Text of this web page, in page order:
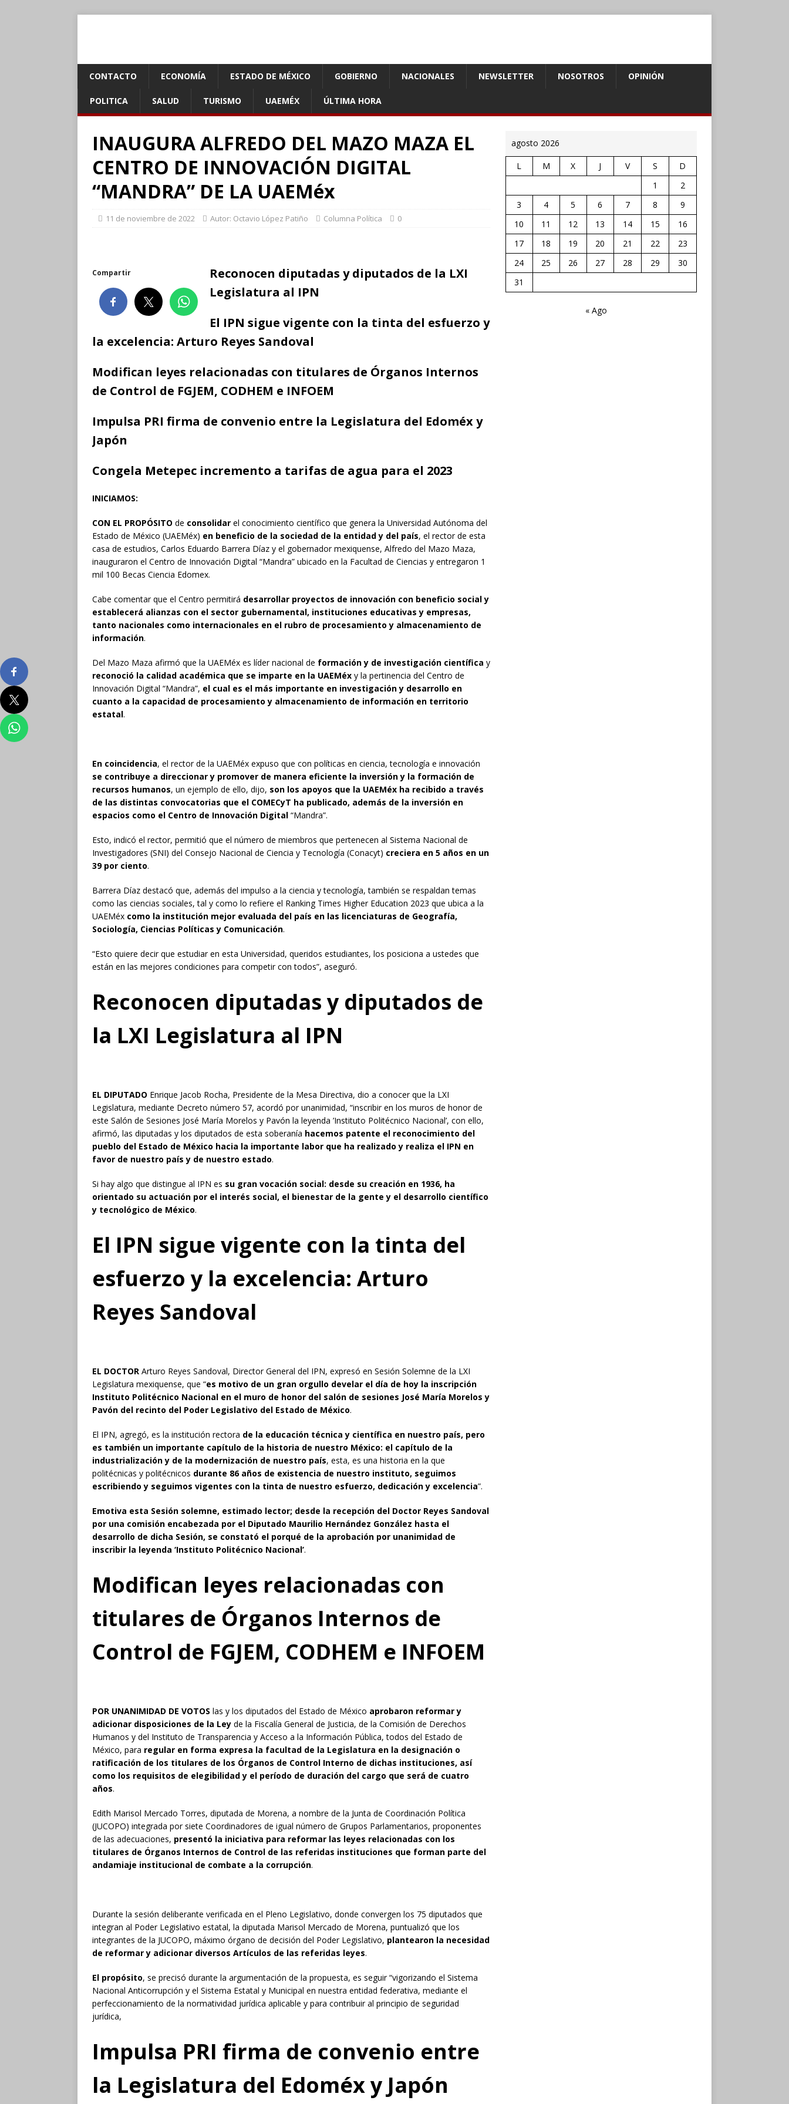
CONTACTO ECONOMÍA ESTADO DE MÉXICO GOBIERNO NACIONALES NEWSLETTER NOSOTROS OPINIÓN
POLITICA SALUD TURISMO UAEMÉX ÚLTIMA HORA
INAUGURA ALFREDO DEL MAZO MAZA EL
CENTRO DE INNOVACIÓN DIGITAL
“MANDRA” DE LA UAEMéx
11 de noviembre de 2022 Autor: Octavio López Patiño Columna Política 0
Compartir
Reconocen diputadas y diputados de la LXI
Legislatura al IPN
El IPN sigue vigente con la tinta del esfuerzo y
la excelencia: Arturo Reyes Sandoval
Modifican leyes relacionadas con titulares de Órganos Internos
de Control de FGJEM, CODHEM e INFOEM
Impulsa PRI firma de convenio entre la Legislatura del Edoméx y
Japón
Congela Metepec incremento a tarifas de agua para el 2023
INICIAMOS:
CON EL PROPÓSITO de consolidar el conocimiento científico que genera la Universidad Autónoma del
Estado de México (UAEMéx) en beneficio de la sociedad de la entidad y del país, el rector de esta
casa de estudios, Carlos Eduardo Barrera Díaz y el gobernador mexiquense, Alfredo del Mazo Maza,
inauguraron el Centro de Innovación Digital “Mandra” ubicado en la Facultad de Ciencias y entregaron 1
mil 100 Becas Ciencia Edomex.
Cabe comentar que el Centro permitirá desarrollar proyectos de innovación con beneficio social y
establecerá alianzas con el sector gubernamental, instituciones educativas y empresas,
tanto nacionales como internacionales en el rubro de procesamiento y almacenamiento de
información.
Del Mazo Maza afirmó que la UAEMéx es líder nacional de formación y de investigación científica y
reconoció la calidad académica que se imparte en la UAEMéx y la pertinencia del Centro de
Innovación Digital “Mandra”, el cual es el más importante en investigación y desarrollo en
cuanto a la capacidad de procesamiento y almacenamiento de información en territorio
estatal.
En coincidencia, el rector de la UAEMéx expuso que con políticas en ciencia, tecnología e innovación
se contribuye a direccionar y promover de manera eficiente la inversión y la formación de
recursos humanos, un ejemplo de ello, dijo, son los apoyos que la UAEMéx ha recibido a través
de las distintas convocatorias que el COMECyT ha publicado, además de la inversión en
espacios como el Centro de Innovación Digital “Mandra”.
Esto, indicó el rector, permitió que el número de miembros que pertenecen al Sistema Nacional de
Investigadores (SNI) del Consejo Nacional de Ciencia y Tecnología (Conacyt) creciera en 5 años en un
39 por ciento.
Barrera Díaz destacó que, además del impulso a la ciencia y tecnología, también se respaldan temas
como las ciencias sociales, tal y como lo refiere el Ranking Times Higher Education 2023 que ubica a la
UAEMéx como la institución mejor evaluada del país en las licenciaturas de Geografía,
Sociología, Ciencias Políticas y Comunicación.
“Esto quiere decir que estudiar en esta Universidad, queridos estudiantes, los posiciona a ustedes que
están en las mejores condiciones para competir con todos”, aseguró.
Reconocen diputadas y diputados de
la LXI Legislatura al IPN
EL DIPUTADO Enrique Jacob Rocha, Presidente de la Mesa Directiva, dio a conocer que la LXI
Legislatura, mediante Decreto número 57, acordó por unanimidad, “inscribir en los muros de honor de
este Salón de Sesiones José María Morelos y Pavón la leyenda ’Instituto Politécnico Nacional’, con ello,
afirmó, las diputadas y los diputados de esta soberanía hacemos patente el reconocimiento del
pueblo del Estado de México hacia la importante labor que ha realizado y realiza el IPN en
favor de nuestro país y de nuestro estado.
Si hay algo que distingue al IPN es su gran vocación social: desde su creación en 1936, ha
orientado su actuación por el interés social, el bienestar de la gente y el desarrollo científico
y tecnológico de México.
El IPN sigue vigente con la tinta del
esfuerzo y la excelencia: Arturo
Reyes Sandoval
EL DOCTOR Arturo Reyes Sandoval, Director General del IPN, expresó en Sesión Solemne de la LXI
Legislatura mexiquense, que “es motivo de un gran orgullo develar el día de hoy la inscripción
Instituto Politécnico Nacional en el muro de honor del salón de sesiones José María Morelos y
Pavón del recinto del Poder Legislativo del Estado de México.
El IPN, agregó, es la institución rectora de la educación técnica y científica en nuestro país, pero
es también un importante capítulo de la historia de nuestro México: el capítulo de la
industrialización y de la modernización de nuestro país, esta, es una historia en la que
politécnicas y politécnicos durante 86 años de existencia de nuestro instituto, seguimos
escribiendo y seguimos vigentes con la tinta de nuestro esfuerzo, dedicación y excelencia”.
Emotiva esta Sesión solemne, estimado lector; desde la recepción del Doctor Reyes Sandoval
por una comisión encabezada por el Diputado Maurilio Hernández González hasta el
desarrollo de dicha Sesión, se constató el porqué de la aprobación por unanimidad de
inscribir la leyenda ‘Instituto Politécnico Nacional’.
Modifican leyes relacionadas con
titulares de Órganos Internos de
Control de FGJEM, CODHEM e INFOEM
POR UNANIMIDAD DE VOTOS las y los diputados del Estado de México aprobaron reformar y
adicionar disposiciones de la Ley de la Fiscalía General de Justicia, de la Comisión de Derechos
Humanos y del Instituto de Transparencia y Acceso a la Información Pública, todos del Estado de
México, para regular en forma expresa la facultad de la Legislatura en la designación o
ratificación de los titulares de los Órganos de Control Interno de dichas instituciones, así
como los requisitos de elegibilidad y el período de duración del cargo que será de cuatro
años.
Edith Marisol Mercado Torres, diputada de Morena, a nombre de la Junta de Coordinación Política
(JUCOPO) integrada por siete Coordinadores de igual número de Grupos Parlamentarios, proponentes
de las adecuaciones, presentó la iniciativa para reformar las leyes relacionadas con los
titulares de Órganos Internos de Control de las referidas instituciones que forman parte del
andamiaje institucional de combate a la corrupción.
Durante la sesión deliberante verificada en el Pleno Legislativo, donde convergen los 75 diputados que
integran al Poder Legislativo estatal, la diputada Marisol Mercado de Morena, puntualizó que los
integrantes de la JUCOPO, máximo órgano de decisión del Poder Legislativo, plantearon la necesidad
de reformar y adicionar diversos Artículos de las referidas leyes.
El propósito, se precisó durante la argumentación de la propuesta, es seguir “vigorizando el Sistema
Nacional Anticorrupción y el Sistema Estatal y Municipal en nuestra entidad federativa, mediante el
perfeccionamiento de la normatividad jurídica aplicable y para contribuir al principio de seguridad
jurídica,
Impulsa PRI firma de convenio entre
la Legislatura del Edoméx y Japón
agosto 2026
L M X J V S
D
1
2
3
4 5 6 7 8
9
10
11 12 13 14 15
16
17
18 19 20 21 22
23
24
25 26 27 28 29
30
31
« Ago